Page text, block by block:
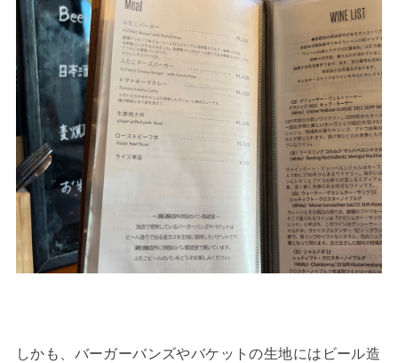
しかも、バーガーバンズやバケットの生地にはビール造